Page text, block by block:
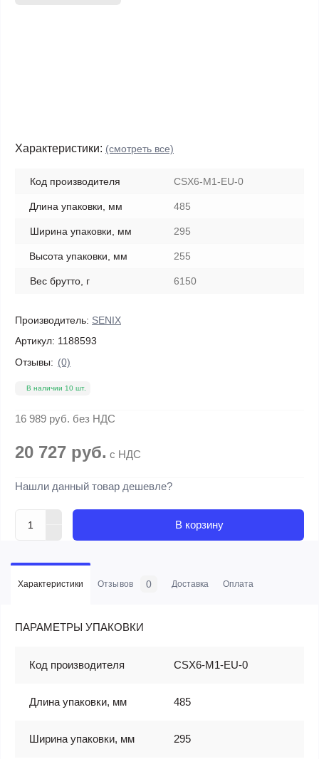
Характеристики: (смотреть все)
Код производителя CSX6-M1-EU-0
Длина упаковки, мм 485
Ширина упаковки, мм 295
Высота упаковки, мм 255
Вес брутто, г 6150
Производитель: SENIX
Артикул: 1188593
Отзывы: (0)
В наличии 10 шт.
16 989 руб. без НДС
20 727 руб. с НДС
Нашли данный товар дешевле?
В корзину
Характеристики Отзывов 0 Доставка Оплата
ПАРАМЕТРЫ УПАКОВКИ
Код производителя CSX6-M1-EU-0
Длина упаковки, мм 485
Ширина упаковки, мм 295